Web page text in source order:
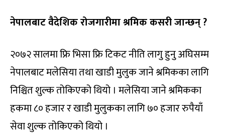
नेपालबाट वैदेशिक रोजगारीमा श्रमिक कसरी जान्छन् ?
२०७२ सालमा फ्रि भिसा फ्रि टिकट नीति लागु हुनु अघिसम्म
नेपालबाट मलेसिया तथा खाडी मुलुक जाने श्रमिकका लागि
निश्चित शुल्क तोकिएको थियो । मलेसिया जाने श्रमिकका
हकमा ८० हजार र खाडी मुलुकका लागि ७० हजार रुपैयाँ
सेवा शुल्क तोकिएको थियो ।